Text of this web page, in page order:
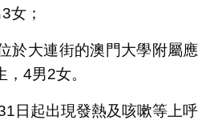
女；
於大連街的澳門大學附屬應
4男2女。
日起出現發熱及咳嗽等上呼